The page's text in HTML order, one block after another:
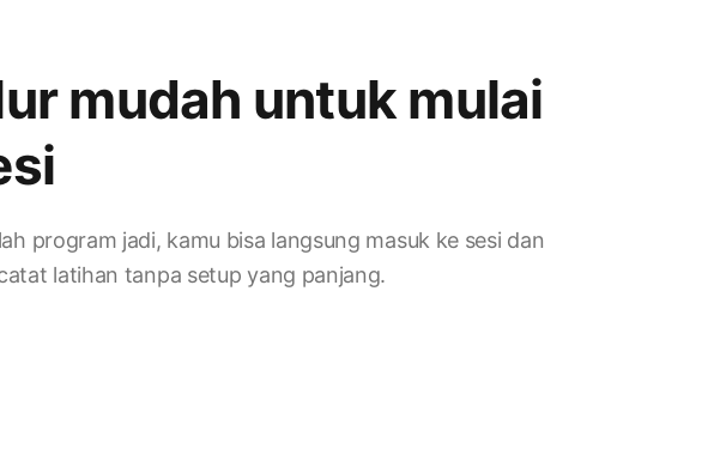
mudah untuk mulai
program jadi, kamu bisa langsung masuk ke sesi dan
latihan tanpa setup yang panjang.